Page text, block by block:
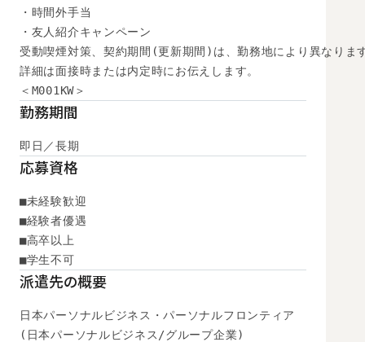
・時間外手当
・友人紹介キャンペーン
受動喫煙対策、契約期間(更新期間)は、勤務地により異なりま
詳細は面接時または内定時にお伝えします。
＜M001KW＞
勤務期間
即日／長期
応募資格
■未経験歓迎
■経験者優遇
■高卒以上
■学生不可
派遣先の概要
日本パーソナルビジネス・パーソナルフロンティア
(日本パーソナルビジネス/グループ企業)